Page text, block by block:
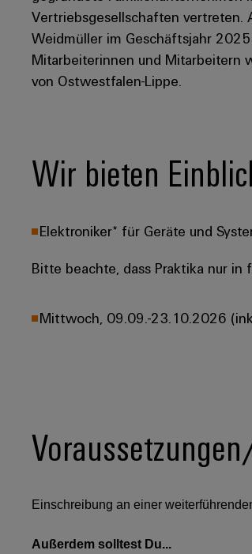
Vertriebsgesellschaften vertreten.
Weidmüller im Geschäftsjahr
Mitarbeiterinnen und Mitarbeitern
von Ostwestfalen-Lippe.
Wir bieten
Elektroniker* für Geräte und
Bitte beachte, dass Praktika nur
Mittwoch, 09.09.-23.10.2026
Einschreibung an einer
Außerdem solltest Du...